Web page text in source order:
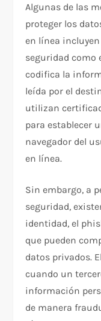
Algunas de las
proteger los
en línea
seguridad como
codifica la
leída por el
utilizan
para establecer
navegador del
en línea.
Sin embargo, a
seguridad,
identidad, el
que pueden
datos privados.
cuando un
información
de manera